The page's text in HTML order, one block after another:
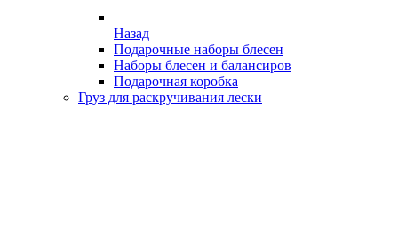
Назад
Подарочные наборы блесен
Наборы блесен и балансиров
Подарочная коробка
Груз для раскручивания лески